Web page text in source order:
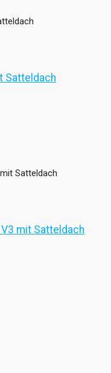
Satteldach
mit Satteldach